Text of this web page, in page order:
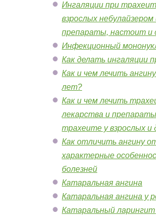
Ингаляции при
взрослых
препараты, настоит и
Инфекционный
Как делать ингаляции
Как и чем лечить
лет?
Как и чем лечить
лекарства и
трахеите у взрослых и
Как отличить ангину
характерные
болезней
Катаральная ангина
Катаральная ангина у
Катаральный